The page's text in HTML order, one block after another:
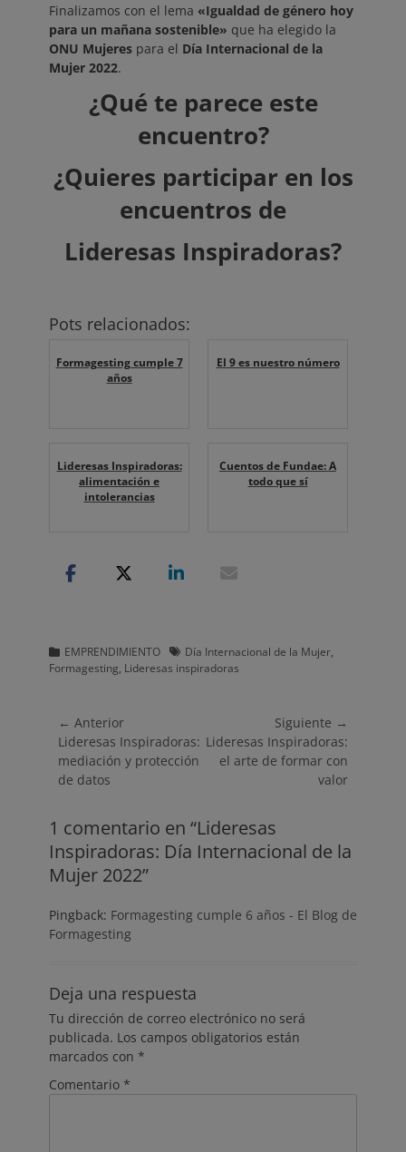
Finalizamos con el lema «Igualdad de género hoy
para un mañana sostenible» que ha elegido la
ONU Mujeres para el Día Internacional de la
Mujer 2022.
¿Qué te parece este
encuentro?
¿Quieres participar en los
encuentros de
Lideresas Inspiradoras?
Pots relacionados:
Formagesting cumple 7
años
El 9 es nuestro número
Lideresas Inspiradoras:
alimentación e
intolerancias
Cuentos de Fundae: A
todo que sí
Categorias
EMPRENDIMIENTO Etiquetas
Día Internacional de la Mujer,
Formagesting, Lideresas inspiradoras
Navegación
de
entradas
← Anterior
Entrada
anterior:
Lideresas Inspiradoras:
mediación y protección
de datos
Siguiente →
Entrada
siguiente:
Lideresas Inspiradoras:
el arte de formar con
valor
1 comentario en “Lideresas
Inspiradoras: Día Internacional de la
Mujer 2022”
Pingback: Formagesting cumple 6 años - El Blog de
Formagesting
Deja una respuesta
Tu dirección de correo electrónico no será
publicada. Los campos obligatorios están
marcados con *
Comentario *